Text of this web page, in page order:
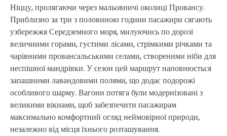
Ніццу, пролягаючи через мальовничі околиці Провансу.
Приблизно за три з половиною години пасажири сягають
узбережжя Середземного моря, милуючись по дорозі
величними горами, густими лісами, стрімкими річками та
чарівними провансальськими селами, створеними ніби для
неспішної мандрівки. У сезон цей маршрут наповнюється
запашними лавандовими полями, що додає подорожі
особливого шарму. Вагони потяга були модернізовані з
великими вікнами, щоб забезпечити пасажирам
максимально комфортний огляд неймовірної природи,
незалежно від місця їхнього розташування.